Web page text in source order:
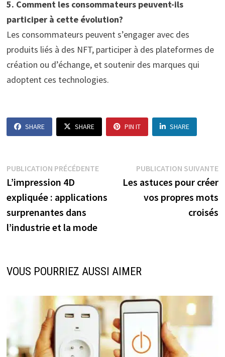
5. Comment les consommateurs peuvent-ils
participer à cette évolution?
Les consommateurs peuvent s’engager avec des
produits liés à des NFT, participer à des plateformes de
création ou d’échange, et soutenir des marques qui
adoptent ces technologies.
SHARE SHARE PIN IT SHARE
Navigation
de
l’article
PUBLICATION PRÉCÉDENTEPublication
précédente :
L’impression 4D
expliquée : applications
surprenantes dans
l’industrie et la mode
PUBLICATION SUIVANTE
Les astuces pour créer
vos propres mots
croisés
VOUS POURRIEZ AUSSI AIMER